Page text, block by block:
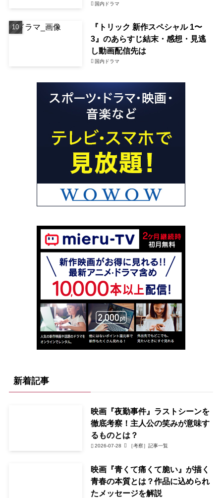
国内ドラマ
『トリック 新作スペシャル 1〜
3』のあらすじ結末・感想・見逃
し動画配信先は
国内ドラマ
新着記事
映画『夜勤事件』ラストシーンを
徹底考察！主人公の笑みが意味す
るものとは？
2026-07-28 ［考察］記事一覧
映画『青くて痛くて脆い』が描く
青春の本質とは？作品に込められ
たメッセージを解説